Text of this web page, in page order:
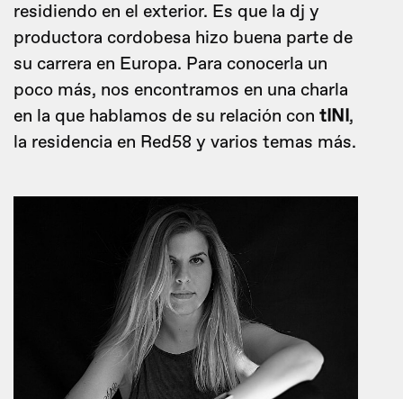
residiendo en el exterior. Es que la dj y
productora cordobesa hizo buena parte de
su carrera en Europa. Para conocerla un
poco más, nos encontramos en una charla
en la que hablamos de su relación con tINI,
la residencia en Red58 y varios temas más.